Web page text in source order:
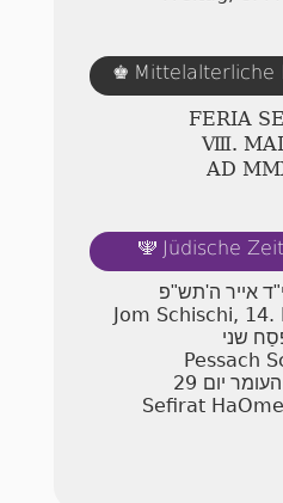
♚ Mittelalterliche
FERIA
Ⅷ.
AD
🕎 Jüdische
אייר ה'תש"פ
Jom Schischi,
שני
Pessach
29 יום
Sefirat